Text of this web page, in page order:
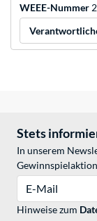
WEEE-Nummer
Stets
In unserem
Hinweise zum